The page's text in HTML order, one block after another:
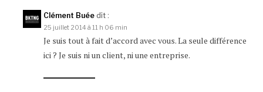
Clément Buée dit :
25 juillet 2014 à 11 h 06 min
Je suis tout à fait d’accord avec vous. La seule différence
ici ? Je suis ni un client, ni une entreprise.